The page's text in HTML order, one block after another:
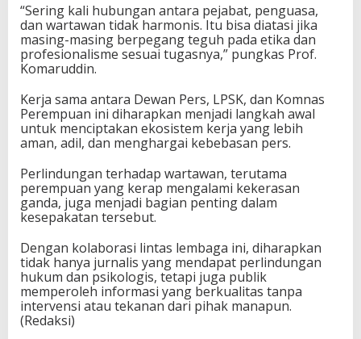
“Sering kali hubungan antara pejabat, penguasa,
dan wartawan tidak harmonis. Itu bisa diatasi jika
masing-masing berpegang teguh pada etika dan
profesionalisme sesuai tugasnya,” pungkas Prof.
Komaruddin.
Kerja sama antara Dewan Pers, LPSK, dan Komnas
Perempuan ini diharapkan menjadi langkah awal
untuk menciptakan ekosistem kerja yang lebih
aman, adil, dan menghargai kebebasan pers.
Perlindungan terhadap wartawan, terutama
perempuan yang kerap mengalami kekerasan
ganda, juga menjadi bagian penting dalam
kesepakatan tersebut.
Dengan kolaborasi lintas lembaga ini, diharapkan
tidak hanya jurnalis yang mendapat perlindungan
hukum dan psikologis, tetapi juga publik
memperoleh informasi yang berkualitas tanpa
intervensi atau tekanan dari pihak manapun.
(Redaksi)